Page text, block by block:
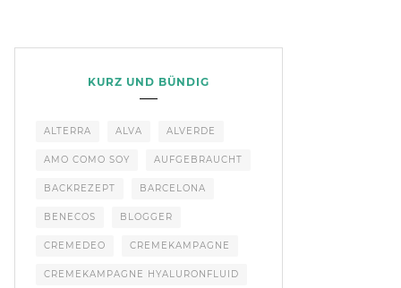
KURZ UND BÜNDIG
ALTERRA ALVA ALVERDE
AMO COMO SOY AUFGEBRAUCHT
BACKREZEPT BARCELONA
BENECOS BLOGGER
CREMEDEO CREMEKAMPAGNE
CREMEKAMPAGNE HYALURONFLUID